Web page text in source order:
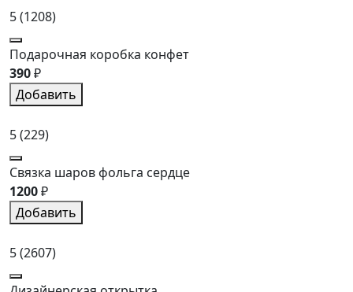
5(1208)
Подарочная коробка конфет
390₽
Добавить
5(229)
Связка шаров фольга сердце
1200₽
Добавить
5(2607)